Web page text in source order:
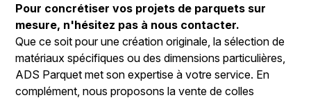
Pour concrétiser vos projets de parquets sur
mesure, n'hésitez pas à nous contacter.
Que ce soit pour une création originale, la sélection de
matériaux spécifiques ou des dimensions particulières,
ADS Parquet met son expertise à votre service. En
complément, nous proposons la vente de colles